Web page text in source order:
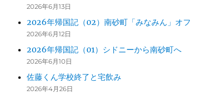
2026年6月13日
2026年帰国記（02）南砂町「みなみん」オフ
2026年6月12日
2026年帰国記（01）シドニーから南砂町へ
2026年6月10日
佐藤くん学校終了と宅飲み
2026年4月26日